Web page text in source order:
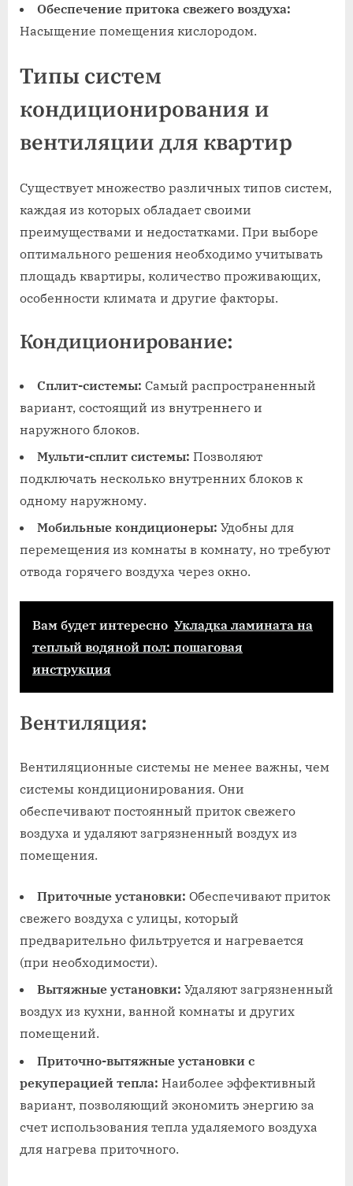
Обеспечение притока свежего воздуха:
Насыщение помещения кислородом.
Типы систем
кондиционирования и
вентиляции для квартир
Существует множество различных типов систем,
каждая из которых обладает своими
преимуществами и недостатками. При выборе
оптимального решения необходимо учитывать
площадь квартиры, количество проживающих,
особенности климата и другие факторы.
Кондиционирование:
Сплит-системы: Самый распространенный
вариант, состоящий из внутреннего и
наружного блоков.
Мульти-сплит системы: Позволяют
подключать несколько внутренних блоков к
одному наружному.
Мобильные кондиционеры: Удобны для
перемещения из комнаты в комнату, но требуют
отвода горячего воздуха через окно.
Вам будет интересно Укладка ламината на
теплый водяной пол: пошаговая
инструкция
Вентиляция:
Вентиляционные системы не менее важны, чем
системы кондиционирования. Они
обеспечивают постоянный приток свежего
воздуха и удаляют загрязненный воздух из
помещения.
Приточные установки: Обеспечивают приток
свежего воздуха с улицы, который
предварительно фильтруется и нагревается
(при необходимости).
Вытяжные установки: Удаляют загрязненный
воздух из кухни, ванной комнаты и других
помещений.
Приточно-вытяжные установки с
рекуперацией тепла: Наиболее эффективный
вариант, позволяющий экономить энергию за
счет использования тепла удаляемого воздуха
для нагрева приточного.